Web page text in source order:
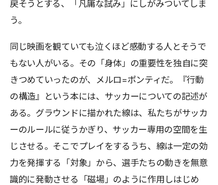
戻そうとする、「凡庸な試み」にしがみついてしま
う。
同じ映画を観ていても泣くほど感動する人とそうで
もない人がいる。その「身体」の重要性を独自に突
きつめていったのが、メルロ=ポンティだ。『行動
の構造』という本には、サッカーについての記述が
ある。グラウンドに描かれた線は、私たちがサッカ
ーのルールに従うかぎり、サッカー専用の空間を生
じさせる。そこでプレイをするうち、線は一定の効
力を発揮する「対象」から、選手たちの動きを無意
識的に発動させる「磁場」のように作用しはじめ